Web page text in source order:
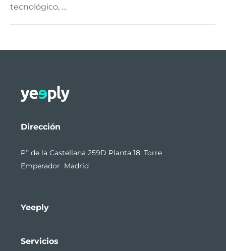
tecnológico, …
Dirección
Pº de la Castellana 259D Planta 18, Torre
Emperador Madrid
Yeeply
Servicios